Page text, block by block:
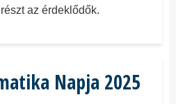
az érdeklődők.
Napja 2025